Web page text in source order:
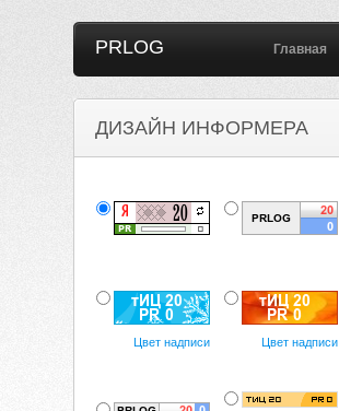
PRLOG Главная
ДИЗАЙН ИНФОРМЕРА
Цвет надписи Цвет надписи